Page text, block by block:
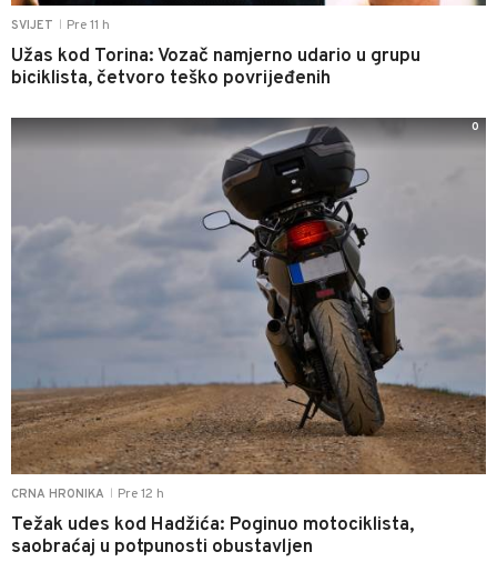
SVIJET Pre 11 h
Užas kod Torina: Vozač namjerno udario u grupu
biciklista, četvoro teško povrijeđenih
CRNA HRONIKA Pre 12 h
Težak udes kod Hadžića: Poginuo motociklista,
saobraćaj u potpunosti obustavljen
0